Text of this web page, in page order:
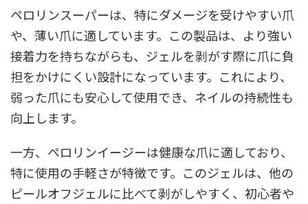
ペロリンスーパーは、特にダメージを受けやすい爪
や、薄い爪に適しています。この製品は、より強い
接着力を持ちながらも、ジェルを剥がす際に爪に負
担をかけにくい設計になっています。これにより、
弱った爪にも安心して使用でき、ネイルの持続性も
向上します。
一方、ペロリンイージーは健康な爪に適しており、
特に使用の手軽さが特徴です。このジェルは、他の
ピールオフジェルに比べて剥がしやすく、初心者や